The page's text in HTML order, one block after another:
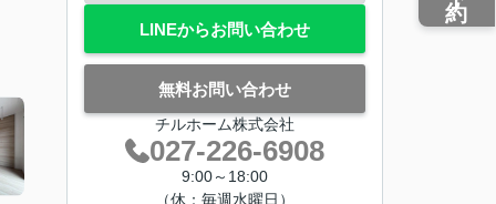
LINEからお問い合わせ
無料お問い合わせ
チルホーム株式会社
027-226-6908
9:00～18:00
（休：毎週水曜日）